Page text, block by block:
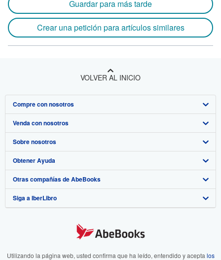
Guardar para más tarde
Crear una petición para artículos similares
VOLVER AL INICIO
Compre con nosotros
Búsqueda avanzada
Colecciones
Mi cuenta
Mis pedidos
Ver carrito
Venda con nosotros
Comenzar a vender
Únase a nuestro programa de afiliados
Recomiende un vendedor
Sobre nosotros
Sobre IberLibro
Medios
Empleo
Preferencias de cookies
Aviso de cookies
Obtener Ayuda
Preguntas frecuentes y guías
Atención al Cliente
Otras compañías de AbeBooks
AbeBooks.com
AbeBooks.fr
Siga a IberLibro
Utilizando la página web, usted confirma que ha leído, entendido y acepta los